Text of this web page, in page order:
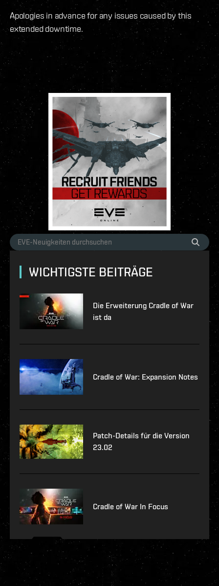
Apologies in advance for any issues caused by this
extended downtime.
WICHTIGSTE BEITRÄGE
Die Erweiterung Cradle of War
ist da
Cradle of War: Expansion Notes
Patch-Details für die Version
23.02
Cradle of War In Focus